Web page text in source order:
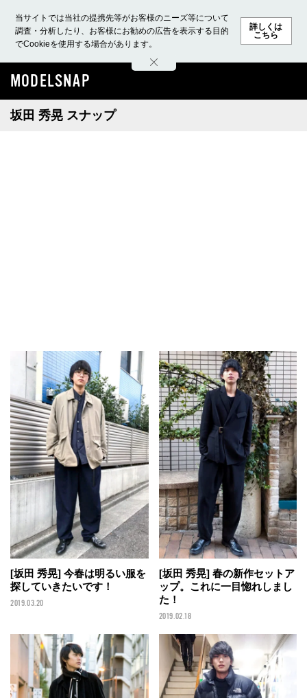
当サイトでは当社の提携先等がお客様のニーズ等について
調査・分析したり、お客様にお勧めの広告を表示する目的
でCookieを使用する場合があります。
詳しくは
こちら
ホーム モデル募集 ランキング ファッション ビューテ
MODELSNAP
坂田 秀晃 スナップ
[坂田 秀晃] 今春は明るい服を
探していきたいです！
2019.03.20
[坂田 秀晃] 春の新作セットア
ップ。これに一目惚れしまし
た！
2019.02.18